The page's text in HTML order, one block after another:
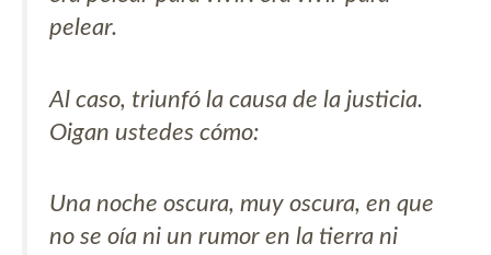
pelear.
Al caso, triunfó la causa de la justicia.
Oigan ustedes cómo:
Una noche oscura, muy oscura, en que
no se oía ni un rumor en la tierra ni